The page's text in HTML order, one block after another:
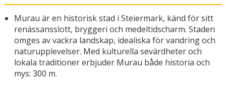
Murau är en historisk stad i Steiermark, känd för sitt
renässansslott, bryggeri och medeltidscharm. Staden
omges av vackra landskap, idealiska för vandring och
naturupplevelser. Med kulturella sevärdheter och
lokala traditioner erbjuder Murau både historia och
mys: 300 m.